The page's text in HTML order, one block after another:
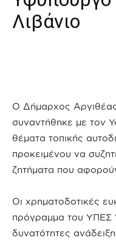
Λιβάνιο
Ο Δήμαρχος
συναντήθηκε με τον
θέματα τοπικής
προκειμένου να
ζητήματα που
Οι χρηματοδοτικές
πρόγραμμα του ΥΠΕΣ
δυνατότητες